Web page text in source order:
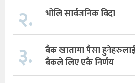
२. भोलि सार्वजनिक विदा
३.
बैक खातामा पैसा
बैकले लिए एकै निर्णय